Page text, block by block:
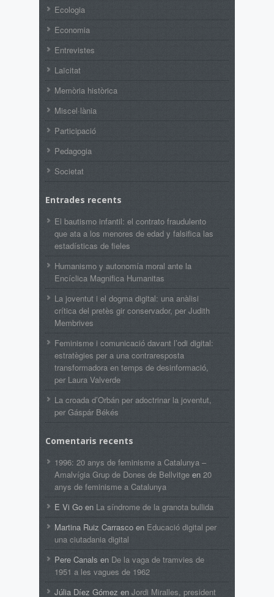
Ecologia
Economia
Entrevistes
Laïcitat
Memòria històrica
Miscel·lània
Participació
Pedagogia
Societat
Entrades recents
El bautismo infantil: el contrato fraudulento
que ata a los menores de edad y falsifica las
estadísticas de fieles
Humanismo y autonomía moral ante la
Encíclica Magnifica Humanitas
La joventut i el dogma digital: una anàlisi
crítica del pretès gir conservador, per Judith
Membrives
Feminisme i comunicació davant l’odi digital:
estratègies per a una contraresposta
transformadora en temps de desinformació,
per Laura Valverde
La croada d’Orbán per adoctrinar la joventut,
per Gáspár Békés
Comentaris recents
1996: 20 anys de feminisme a Catalunya –
Amalvígia Grup de Dones de Bellvitge en 20
anys de feminisme a Catalunya
E Vi Go en La síndrome de la granota bullida
Martina Ruiz Carrasco en Educació digital per
una ciutadania digital
Pere Canals en De la vaga de tramvies de
1951 a les vagues de 1962
Júlia Díez Gómez en Jordi Miralles, president